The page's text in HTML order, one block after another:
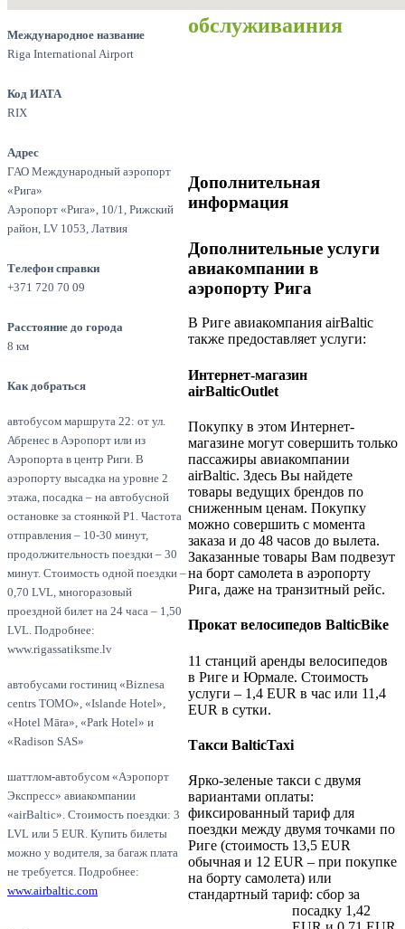
Международное название
Riga International Airport
Код ИАТА
RIX
Адрес
ГАО Международный аэропорт
«Рига»
Аэропорт «Рига», 10/1, Рижский
район, LV 1053, Латвия
Телефон справки
+371 720 70 09
Расстояние до города
8 км
Как добраться
автобусом маршрута 22: от ул.
Абренес в Аэропорт или из
Аэропорта в центр Риги. В
аэропорту высадка на уровне 2
этажа, посадка – на автобусной
остановке за стоянкой Р1. Частота
отправления – 10-30 минут,
продолжительность поездки – 30
минут. Стоимость одной поездки –
0,70 LVL, многоразовый
проездной билет на 24 часа – 1,50
LVL. Подробнее:
www.rigassatiksme.lv
автобусами гостиниц «Biznesa
centrs TOMO», «Islande Hotel»,
«Hotel Māra», «Park Hotel» и
«Radison SAS»
шаттлом-автобусом «Аэропорт
Экспресс» авиакомпании
«airBaltic». Стоимость поездки: 3
LVL или 5 EUR. Купить билеты
можно у водителя, за багаж плата
не требуется. Подробнее:
www.airbaltic.com
обслуживаиния
Дополнительная
информация
Дополнительные услуги
авиакомпании в
аэропорту Рига
В Риге авиакомпания airBaltic
также предоставляет услуги:
Интернет-магазин
airBalticOutlet
Покупку в этом Интернет-
магазине могут совершить только
пассажиры авиакомпании
airBaltic. Здесь Вы найдете
товары ведущих брендов по
сниженным ценам. Покупку
можно совершить с момента
заказа и до 48 часов до вылета.
Заказанные товары Вам подвезут
на борт самолета в аэропорту
Рига, даже на транзитный рейс.
Прокат велосипедов BalticBike
11 станций аренды велосипедов
в Риге и Юрмале. Стоимость
услуги – 1,4 EUR в час или 11,4
EUR в сутки.
Такси BalticTaxi
Ярко-зеленые такси с двумя
вариантами оплаты:
фиксированный тариф для
поездки между двумя точками по
Риге (стоимость 13,5 EUR
обычная и 12 EUR – при покупке
на борту самолета) или
стандартный тариф: сбор за
посадку 1,42